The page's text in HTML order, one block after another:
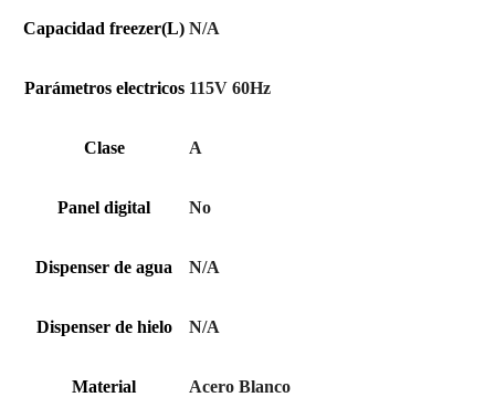
Capacidad freezer(L) N/A
Parámetros electricos 115V 60Hz
Clase A
Panel digital No
Dispenser de agua N/A
Dispenser de hielo N/A
Material Acero Blanco